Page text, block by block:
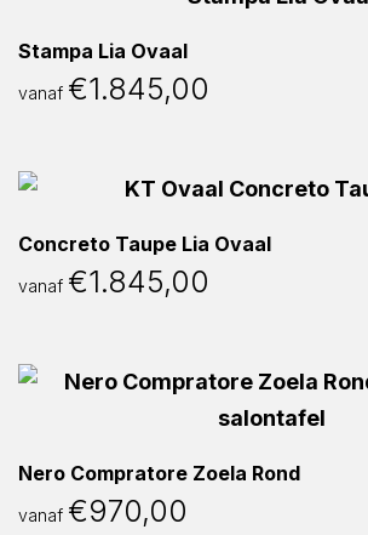
Stampa Lia Ovaal
vanaf €1.845,00
Concreto Taupe Lia Ovaal
vanaf €1.845,00
Nero Compratore Zoela Rond
vanaf €970,00